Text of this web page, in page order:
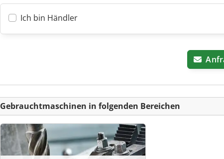
Ich bin Händler
Gebrauchtmaschinen in folgenden Bereichen